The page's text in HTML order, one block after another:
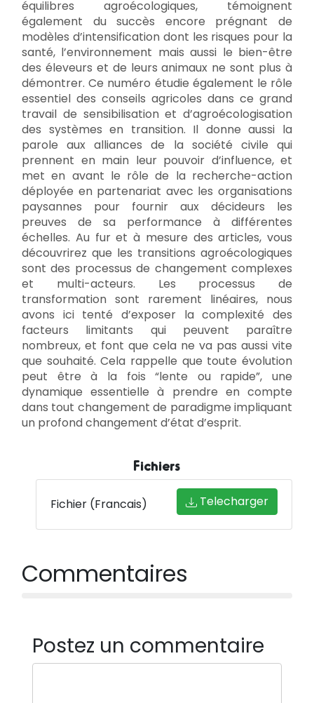
équilibres agroécologiques, témoignent
également du succès encore prégnant de
modèles d’intensification dont les risques pour la
santé, l’environnement mais aussi le bien-être
des éleveurs et de leurs animaux ne sont plus à
démontrer. Ce numéro étudie également le rôle
essentiel des conseils agricoles dans ce grand
travail de sensibilisation et d’agroécologisation
des systèmes en transition. Il donne aussi la
parole aux alliances de la société civile qui
prennent en main leur pouvoir d’influence, et
met en avant le rôle de la recherche-action
déployée en partenariat avec les organisations
paysannes pour fournir aux décideurs les
preuves de sa performance à différentes
échelles. Au fur et à mesure des articles, vous
découvrirez que les transitions agroécologiques
sont des processus de changement complexes
et multi-acteurs. Les processus de
transformation sont rarement linéaires, nous
avons ici tenté d’exposer la complexité des
facteurs limitants qui peuvent paraître
nombreux, et font que cela ne va pas aussi vite
que souhaité. Cela rappelle que toute évolution
peut être à la fois “lente ou rapide”, une
dynamique essentielle à prendre en compte
dans tout changement de paradigme impliquant
un profond changement d’état d’esprit.
Fichiers
Fichier (Francais) Telecharger
Commentaires
Postez un commentaire